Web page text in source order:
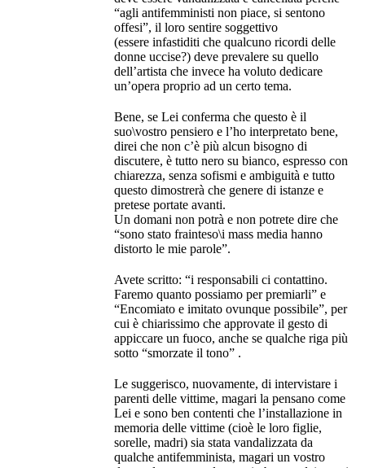
“agli antifemministi non piace, si sentono
offesi”, il loro sentire soggettivo
(essere infastiditi che qualcuno ricordi delle
donne uccise?) deve prevalere su quello
dell’artista che invece ha voluto dedicare
un’opera proprio ad un certo tema.
Bene, se Lei conferma che questo è il
suo\vostro pensiero e l’ho interpretato bene,
direi che non c’è più alcun bisogno di
discutere, è tutto nero su bianco, espresso con
chiarezza, senza sofismi e ambiguità e tutto
questo dimostrerà che genere di istanze e
pretese portate avanti.
Un domani non potrà e non potrete dire che
“sono stato frainteso\i mass media hanno
distorto le mie parole”.
Avete scritto: “i responsabili ci contattino.
Faremo quanto possiamo per premiarli” e
“Encomiato e imitato ovunque possibile”, per
cui è chiarissimo che approvate il gesto di
appiccare un fuoco, anche se qualche riga più
sotto “smorzate il tono” .
Le suggerisco, nuovamente, di intervistare i
parenti delle vittime, magari la pensano come
Lei e sono ben contenti che l’installazione in
memoria delle vittime (cioè le loro figlie,
sorelle, madri) sia stata vandalizzata da
qualche antifemminista, magari un vostro